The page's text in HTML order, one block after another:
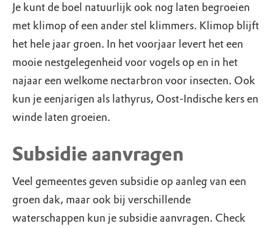
Je kunt de boel natuurlijk ook nog laten begroeien
met klimop of een ander stel klimmers. Klimop blijft
het hele jaar groen. In het voorjaar levert het een
mooie nestgelegenheid voor vogels op en in het
najaar een welkome nectarbron voor insecten. Ook
kun je eenjarigen als lathyrus, Oost-Indische kers en
winde laten groeien.
Subsidie aanvragen
Veel gemeentes geven subsidie op aanleg van een
groen dak, maar ook bij verschillende
waterschappen kun je subsidie aanvragen. Check